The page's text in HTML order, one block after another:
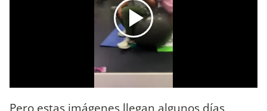
Pero estas imágenes llegan algunos días